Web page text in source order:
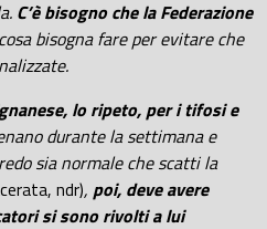
C’è bisogno che la Federazione
bisogna fare per evitare che
lo ripeto, per i tifosi e
durante la settimana e
sia normale che scatti la
ndr), poi, deve avere
si sono rivolti a lui